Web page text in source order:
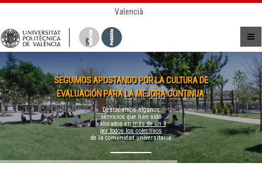
Valencià
SEGUIMOS APOSTANDO POR LA CULTURA DE
EVALUACIÓN PARA LA MEJORA CONTINUA.
Destacamos algunos
servicios que han sido
valorados enmás de un 8
por todos los colectivos
de la comunidad universitaria